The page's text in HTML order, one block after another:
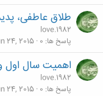
طلاق عاطفی،
love.1982
پاسخ ها 0
24, 2015
اهمیت سال اول
love.1982
پاسخ ها 0
24, 2015